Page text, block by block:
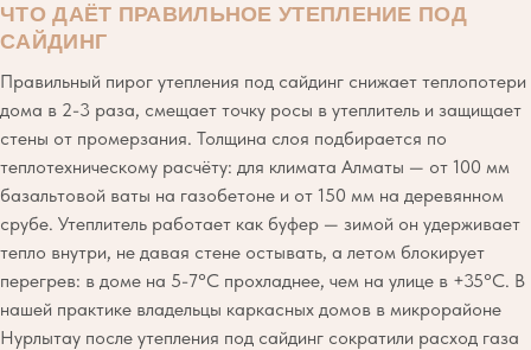
ЧТО ДАЁТ ПРАВИЛЬНОЕ УТЕПЛЕНИЕ ПОД
САЙДИНГ
Правильный пирог утепления под сайдинг снижает теплопотери
дома в 2-3 раза, смещает точку росы в утеплитель и защищает
стены от промерзания. Толщина слоя подбирается по
теплотехническому расчёту: для климата Алматы — от 100 мм
базальтовой ваты на газобетоне и от 150 мм на деревянном
срубе. Утеплитель работает как буфер — зимой он удерживает
тепло внутри, не давая стене остывать, а летом блокирует
перегрев: в доме на 5-7°C прохладнее, чем на улице в +35°C. В
нашей практике владельцы каркасных домов в микрорайоне
Нурлытау после утепления под сайдинг сократили расход газа